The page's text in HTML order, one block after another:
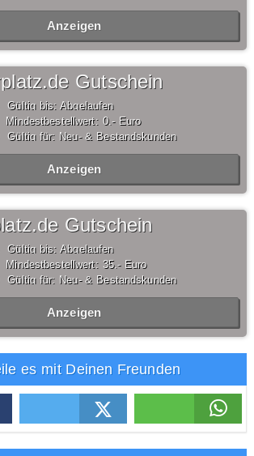
Anzeigen
Gutschein
Gültig bis: Abgelaufen
Mindestbestellwert: 0,- Euro
Gültig für: Neu- & Bestandskunden
Anzeigen
Gutschein
Gültig bis: Abgelaufen
Mindestbestellwert: 35,- Euro
Gültig für: Neu- & Bestandskunden
Anzeigen
es mit Deinen Freunden